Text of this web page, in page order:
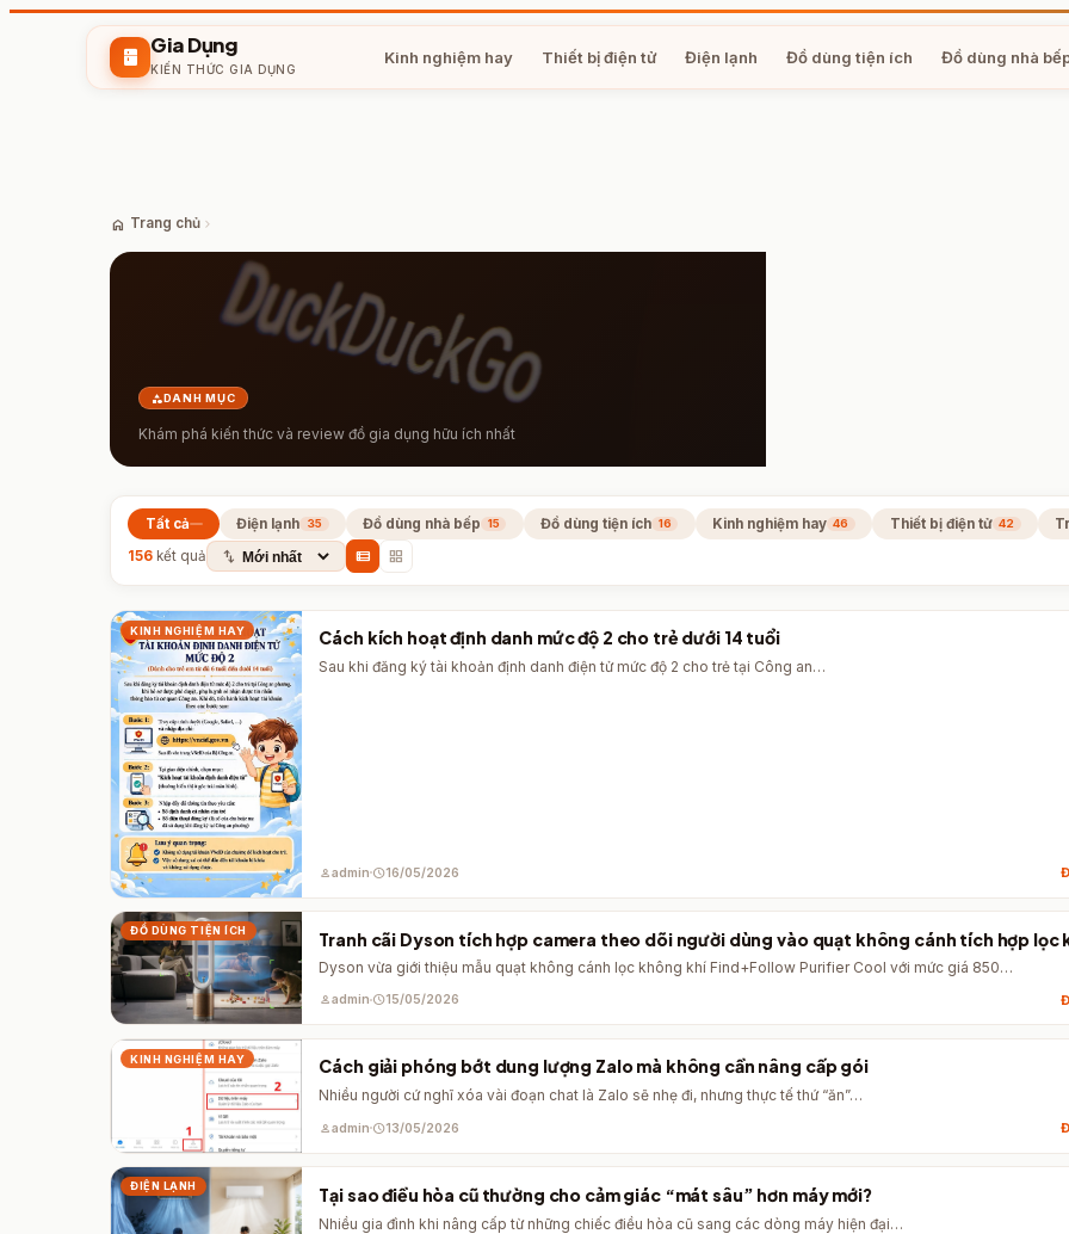
kitchen Gia Dụng
KIẾN THỨC GIA DỤNG
Kinh nghiệm hay Thiết bị điện tử Điện lạnh Đồ dùng tiện ích Đồ dùng nhà
home Trang chủ chevron_right
categoryDANH MỤC
Khám phá kiến thức và review đồ gia dụng hữu ích nhất
Tất cả Điện lạnh 35 Đồ dùng nhà bếp 15 Đồ dùng tiện ích 16 Kinh nghiệm hay 46 Thiết bị điện tử 42
156 kết quả swap_vert view_list grid_view
KINH NGHIỆM HAY Cách kích hoạt định danh mức độ 2 cho trẻ dưới 14 tuổi
Sau khi đăng ký tài khoản định danh điện tử mức độ 2 cho trẻ tại Công an…
personadmin schedule16/05/2026
ĐỒ DÙNG TIỆN ÍCH Tranh cãi Dyson tích hợp camera theo dõi người dùng vào quạt không cánh tích hợp lọc
Dyson vừa giới thiệu mẫu quạt không cánh lọc không khí Find+Follow Purifier Cool với mức giá 850…
personadmin schedule15/05/2026
KINH NGHIỆM HAY Cách giải phóng bớt dung lượng Zalo mà không cần nâng cấp gói
Nhiều người cứ nghĩ xóa vài đoạn chat là Zalo sẽ nhẹ đi, nhưng thực tế thứ “ăn”…
personadmin schedule13/05/2026
ĐIỆN LẠNH Tại sao điều hòa cũ thường cho cảm giác “mát sâu” hơn máy mới?
Nhiều gia đình khi nâng cấp từ những chiếc điều hòa cũ sang các dòng máy hiện đại…